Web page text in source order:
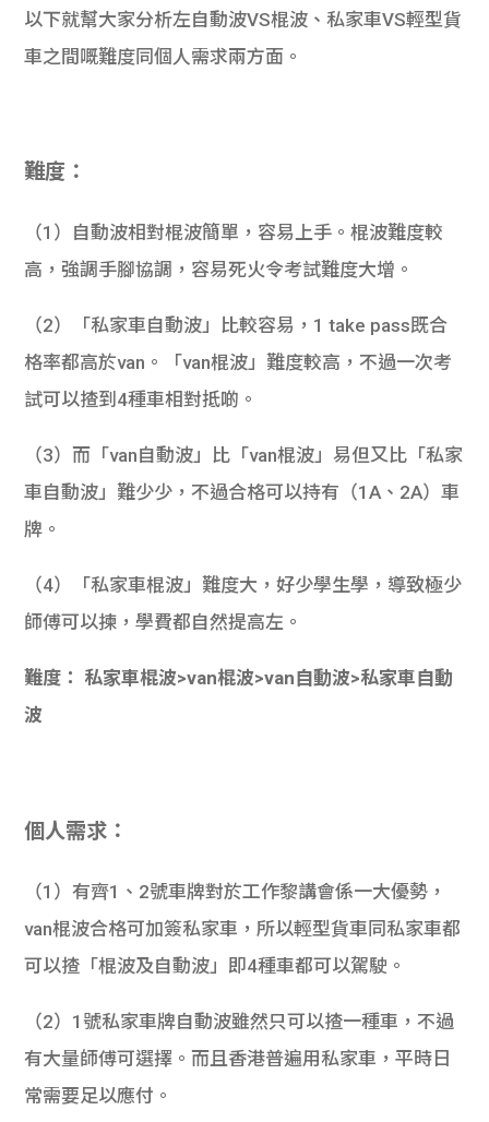
以下就幫大家分析左自動波VS棍波、私家車VS輕型貨
車之間嘅難度同個人需求兩方面。
難度：
（1）自動波相對棍波簡單，容易上手。棍波難度較
高，強調手腳協調，容易死火令考試難度大增。
（2）「私家車自動波」比較容易，1 take pass既合
格率都高於van。「van棍波」難度較高，不過一次考
試可以揸到4種車相對抵啲。
（3）而「van自動波」比「van棍波」易但又比「私家
車自動波」難少少，不過合格可以持有（1A、2A）車
牌。
（4）「私家車棍波」難度大，好少學生學，導致極少
師傅可以揀，學費都自然提高左。
難度： 私家車棍波>van棍波>van自動波>私家車自動
波
個人需求：
（1）有齊1、2號車牌對於工作黎講會係一大優勢，
van棍波合格可加簽私家車，所以輕型貨車同私家車都
可以揸「棍波及自動波」即4種車都可以駕駛。
（2）1號私家車牌自動波雖然只可以揸一種車，不過
有大量師傅可選擇。而且香港普遍用私家車，平時日
常需要足以應付。